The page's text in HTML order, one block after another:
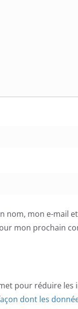
nom, mon e-mail
mon prochain
pour réduire les
dont les